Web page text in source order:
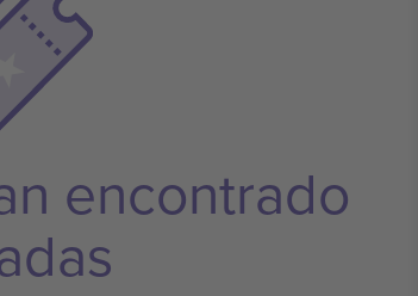
encontrado